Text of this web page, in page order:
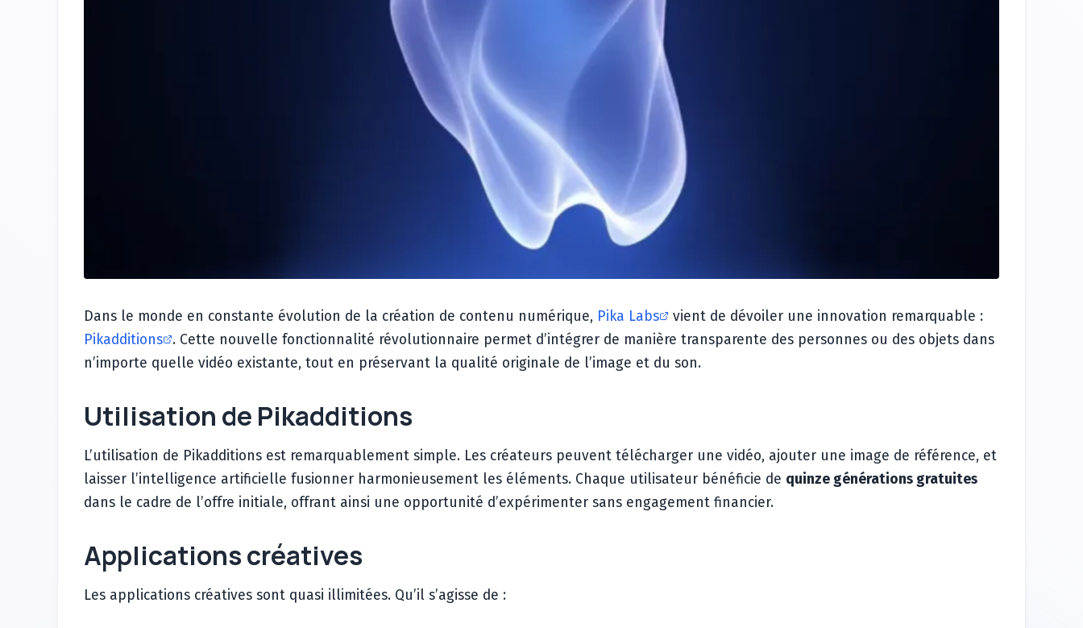
Dans le monde en constante évolution de la création de contenu numérique, Pika Labs
vient de dévoiler une innovation remarquable :
Pikadditions
. Cette nouvelle fonctionnalité révolutionnaire permet d’intégrer de manière transparente des personnes ou des objets dans
n’importe quelle vidéo existante, tout en préservant la qualité originale de l’image et du son.
Utilisation de Pikadditions
L’utilisation de Pikadditions est remarquablement simple. Les créateurs peuvent télécharger une vidéo, ajouter une image de référence, et
laisser l’intelligence artificielle fusionner harmonieusement les éléments. Chaque utilisateur bénéficie de quinze générations gratuites
dans le cadre de l’offre initiale, offrant ainsi une opportunité d’expérimenter sans engagement financier.
Applications créatives
Les applications créatives sont quasi illimitées. Qu’il s’agisse de :